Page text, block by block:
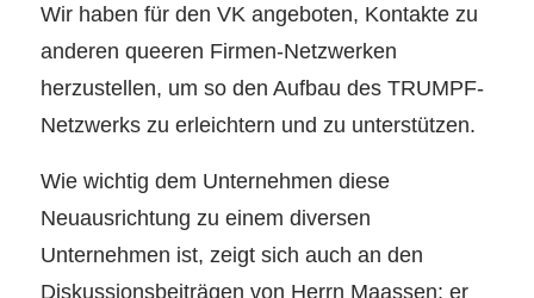
Wir haben für den VK angeboten, Kontakte zu
anderen queeren Firmen-Netzwerken
herzustellen, um so den Aufbau des TRUMPF-
Netzwerks zu erleichtern und zu unterstützen.
Wie wichtig dem Unternehmen diese
Neuausrichtung zu einem diversen
Unternehmen ist, zeigt sich auch an den
Diskussionsbeiträgen von Herrn Maassen: er